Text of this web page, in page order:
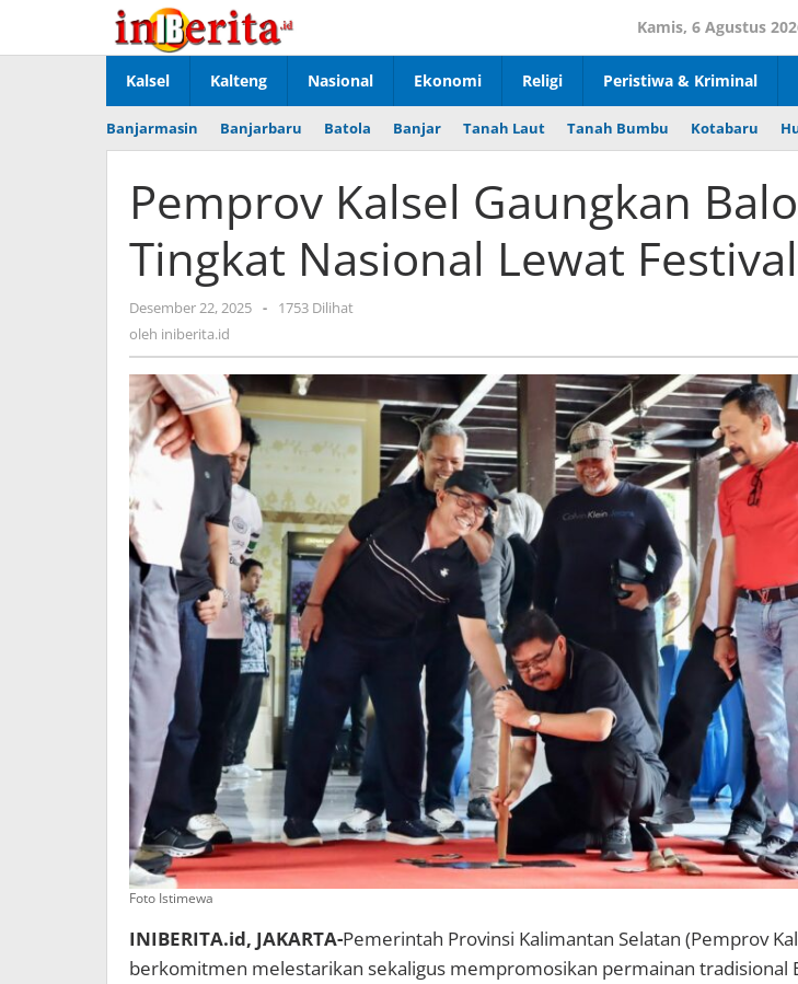
konten
Kamis, 6 Agustus
Kalsel Kalteng Nasional Ekonomi Religi Peristiwa & Kriminal
Banjarmasin Banjarbaru Batola Banjar Tanah Laut Tanah Bumbu Kotabaru
Pemprov Kalsel Gaungkan
Tingkat Nasional Lewat
Desember 22, 2025 oleh
-
1753 Dilihat
oleh iniberita.id
Foto Istimewa
INIBERITA.id, JAKARTA-Pemerintah Provinsi Kalimantan Selatan (Pemprov
berkomitmen melestarikan sekaligus mempromosikan permainan tradisional